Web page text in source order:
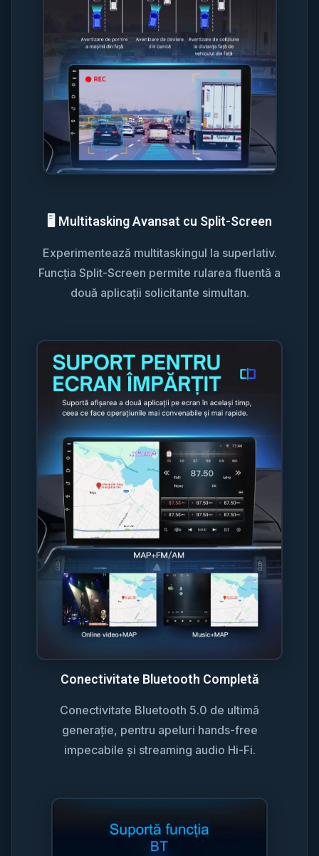
🖥️ Multitasking Avansat cu Split-Screen
Experimentează multitaskingul la superlativ.
Funcția Split-Screen permite rularea fluentă a
două aplicații solicitante simultan.
Conectivitate Bluetooth Completă
Conectivitate Bluetooth 5.0 de ultimă
generație, pentru apeluri hands-free
impecabile și streaming audio Hi-Fi.